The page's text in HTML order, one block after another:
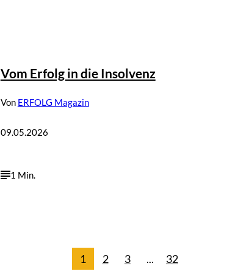
Vom Erfolg in die Insolvenz
Von ERFOLG Magazin
09.05.2026
1 Min.
1 2 3 ... 32